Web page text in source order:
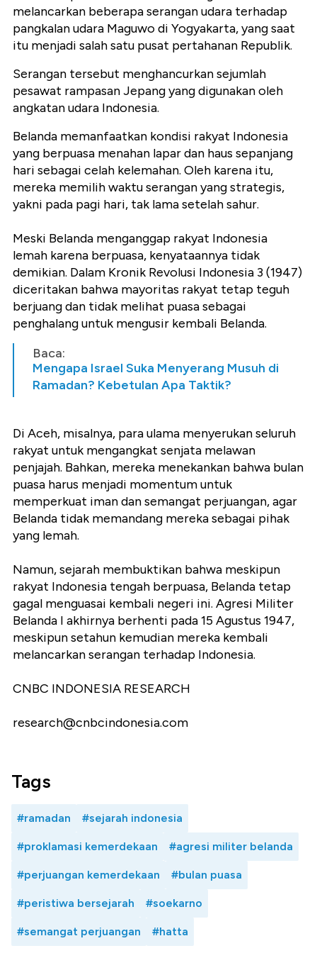
melancarkan beberapa serangan udara terhadap
pangkalan udara Maguwo di Yogyakarta, yang saat
itu menjadi salah satu pusat pertahanan Republik.
Serangan tersebut menghancurkan sejumlah
pesawat rampasan Jepang yang digunakan oleh
angkatan udara Indonesia.
Belanda memanfaatkan kondisi rakyat Indonesia
yang berpuasa menahan lapar dan haus sepanjang
hari sebagai celah kelemahan. Oleh karena itu,
mereka memilih waktu serangan yang strategis,
yakni pada pagi hari, tak lama setelah sahur.
Meski Belanda menganggap rakyat Indonesia
lemah karena berpuasa, kenyataannya tidak
demikian. Dalam Kronik Revolusi Indonesia 3 (1947)
diceritakan bahwa mayoritas rakyat tetap teguh
berjuang dan tidak melihat puasa sebagai
penghalang untuk mengusir kembali Belanda.
Baca:
Mengapa Israel Suka Menyerang Musuh di
Ramadan? Kebetulan Apa Taktik?
Di Aceh, misalnya, para ulama menyerukan seluruh
rakyat untuk mengangkat senjata melawan
penjajah. Bahkan, mereka menekankan bahwa bulan
puasa harus menjadi momentum untuk
memperkuat iman dan semangat perjuangan, agar
Belanda tidak memandang mereka sebagai pihak
yang lemah.
Namun, sejarah membuktikan bahwa meskipun
rakyat Indonesia tengah berpuasa, Belanda tetap
gagal menguasai kembali negeri ini. Agresi Militer
Belanda I akhirnya berhenti pada 15 Agustus 1947,
meskipun setahun kemudian mereka kembali
melancarkan serangan terhadap Indonesia.
CNBC INDONESIA RESEARCH
research@cnbcindonesia.com
Tags
#ramadan #sejarah indonesia
#proklamasi kemerdekaan #agresi militer belanda
#perjuangan kemerdekaan #bulan puasa
#peristiwa bersejarah #soekarno
#semangat perjuangan #hatta